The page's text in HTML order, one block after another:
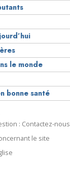
le monde
bonne santé
: Contactez-nous
le site